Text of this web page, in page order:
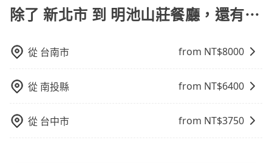
就顯得非常不便。
用，不會像其他業者那樣收取額外費用。但如果您需要
前往的地點屬於高海拔山區等特殊地點，就可能會需要
詢到具體的費用。
除了 新北市 到 明池山莊餐廳，還有⋯
從 台南市 from NT$8000
從 南投縣 from NT$6400
從 台中市 from NT$3750